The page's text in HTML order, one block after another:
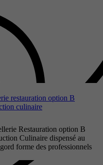
restauration option B
culinaire
Restauration option B
Culinaire dispensé au
forme des professionnels